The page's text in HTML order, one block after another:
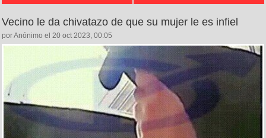
Vecino le da chivatazo de que su mujer le es infiel
por Anónimo el 20 oct 2023, 00:05